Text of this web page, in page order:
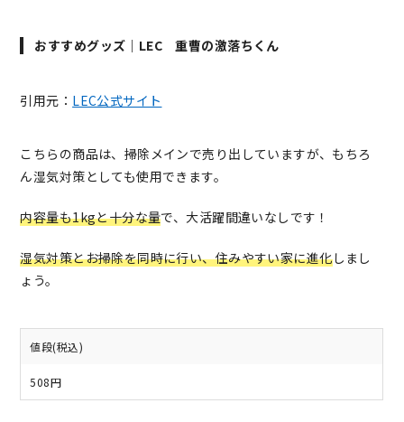
おすすめグッズ｜LEC 重曹の激落ちくん
引用元： LEC公式サイト
こちらの商品は、掃除メインで売り出していますが、もちろ
ん湿気対策としても使用できます。
内容量も1kgと十分な量で、大活躍間違いなしです！
湿気対策とお掃除を同時に行い、住みやすい家に進化しまし
ょう。
値段(税込)
508円